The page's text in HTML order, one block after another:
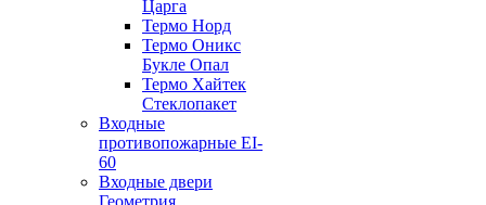
Царга
Термо Норд
Термо Оникс
Букле Опал
Термо Хайтек
Стеклопакет
Входные
противопожарные EI-
60
Входные двери
Геометрия